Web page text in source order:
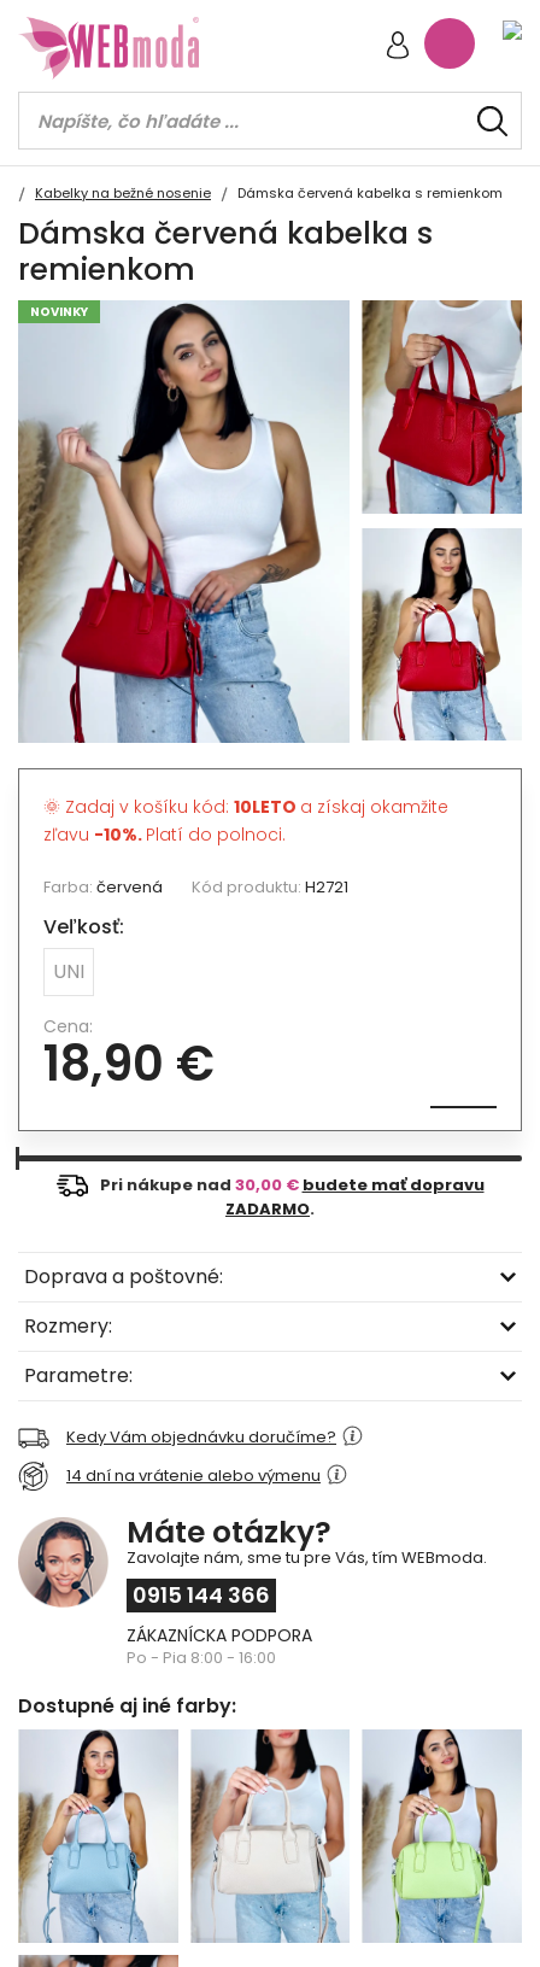
Kabelky na bežné nosenie Dámska červená kabelka s remienkom
Dámska červená kabelka s
remienkom
NOVINKY
🌞 Zadaj v košíku kód: 10LETO a získaj okamžite
zľavu -10%. Platí do polnoci.
Farba: červená Kód produktu: H2721
Veľkosť:
UNI
Cena:
18,90 €
Pri nákupe nad 30,00 € budete mať dopravu
ZADARMO.
Doprava a poštovné:
Rozmery:
Parametre:
Kedy Vám objednávku doručíme?
14 dní na vrátenie alebo výmenu
Máte otázky?
Zavolajte nám, sme tu pre Vás, tím WEBmoda.
0915 144 366
ZÁKAZNÍCKA PODPORA
Po - Pia 8:00 - 16:00
Dostupné aj iné farby: